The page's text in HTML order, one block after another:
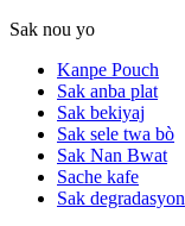
Sak nou yo
Kanpe Pouch
Sak anba plat
Sak bekiyaj
Sak sele twa bò
Sak Nan Bwat
Sache kafe
Sak degradasyon